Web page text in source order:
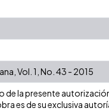
Vol. 1, No. 43 - 2015
de la presente
es de su exclusiva